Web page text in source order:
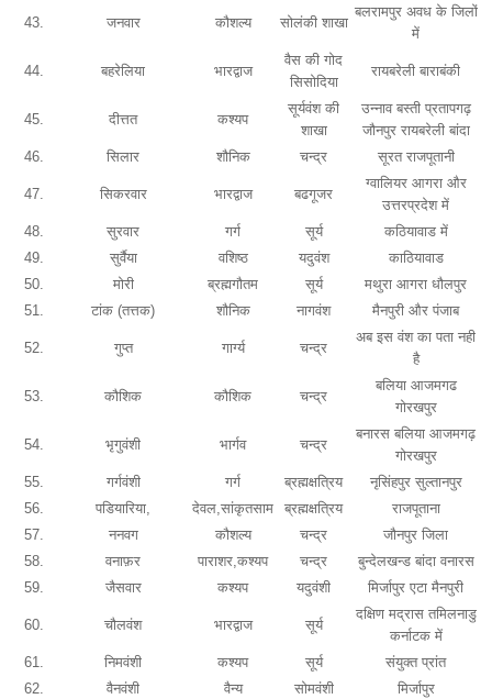
43. जनवार कौशल्य सोलंकी शाखा
बलरामपुर अवध के जिलों
में
44. बहरेलिया भारद्वाज
वैस की गोद
सिसोदिया
रायबरेली बाराबंकी
45. दीत्तत कश्यप
सूर्यवंश की
शाखा
उन्नाव बस्ती प्रतापगढ़
जौनपुर रायबरेली बांदा
46.
सिलार शौनिक चन्द्र सूरत राजपूतानी
47. सिकरवार भारद्वाज बढगूजर
ग्वालियर आगरा और
उत्तरप्रदेश में
48.
सुरवार गर्ग सूर्य
कठियावाड में
49.
सुर्वैया वशिष्ठ यदुवंश
काठियावाड
50.
मोरी ब्रह्मगौतम सूर्य
मथुरा आगरा धौलपुर
51.
टांक (तत्तक) शौनिक नागवंश मैनपुरी और पंजाब
52. गुप्त गार्ग्य चन्द्र
अब इस वंश का पता नही
है
53. कौशिक कौशिक चन्द्र
बलिया आजमगढ
गोरखपुर
54. भृगुवंशी भार्गव चन्द्र
बनारस बलिया आजमगढ़
गोरखपुर
55.
गर्गवंशी गर्ग ब्रह्मक्षत्रिय
नृसिंहपुर सुल्तानपुर
56.
पडियारिया, देवल,सांकृतसाम ब्रह्मक्षत्रिय
राजपूताना
57.
ननवग कौशल्य चन्द्र
जौनपुर जिला
58.
वनाफ़र पाराशर,कश्यप चन्द्र
बुन्देलखन्ड बांदा वनारस
59.
जैसवार कश्यप यदुवंशी मिर्जापुर एटा मैनपुरी
60. चौलवंश भारद्वाज सूर्य
दक्षिण मद्रास तमिलनाडु
कर्नाटक में
61.
निमवंशी कश्यप सूर्य
संयुक्त प्रांत
62.
वैनवंशी वैन्य सोमवंशी
मिर्जापुर